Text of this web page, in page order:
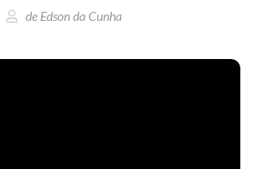
de Edson da Cunha